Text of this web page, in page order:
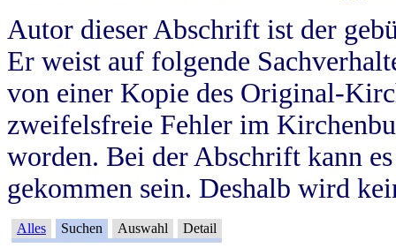
Autor dieser Abschrift ist der
Er weist auf folgende
von einer Kopie des Original-
zweifelsfreie Fehler im
worden. Bei der Abschrift kann
gekommen sein. Deshalb wird
Alles Suchen Auswahl Detail